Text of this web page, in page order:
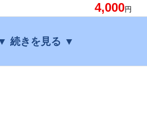
4,000円
続きを見る ▼